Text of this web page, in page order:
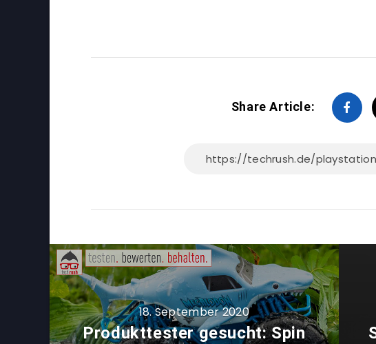
Share Article:
18. September 2020
Produkttester gesucht: Spin